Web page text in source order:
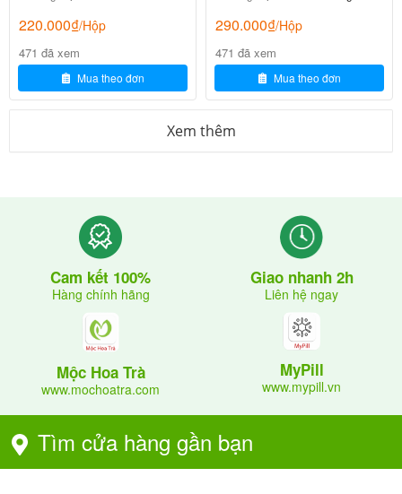
tác khác
– Tăng tiết sữa đã được báo cáo ở một vài bệnh
nhân dùng thuốc tránh thai đường uống trong 2 tháng
Sử dụng ở phụ nữ có thai và cho con
– Không nên chỉ định thuốc này cho phụ nữ có thai
hoặc phụ nữ cho con bú.
Ảnh hưởng của thuốc tới khả năng lái
xe và vận hành máy móc
– Flunarizine có thể gây buồn ngủ, do vậy khi dùng
220.000₫/Hộp
471 đã xem
Mua theo đơn
290.000₫/Hộp
471 đã xem
Mua theo đơn
Xem thêm
Cam kết 100%
Hàng chính hãng
Giao nhanh 2h
Liên hệ ngay
Mộc Hoa Trà
www.mochoatra.com
MyPill
www.mypill.vn
Tìm cửa hàng gần bạn